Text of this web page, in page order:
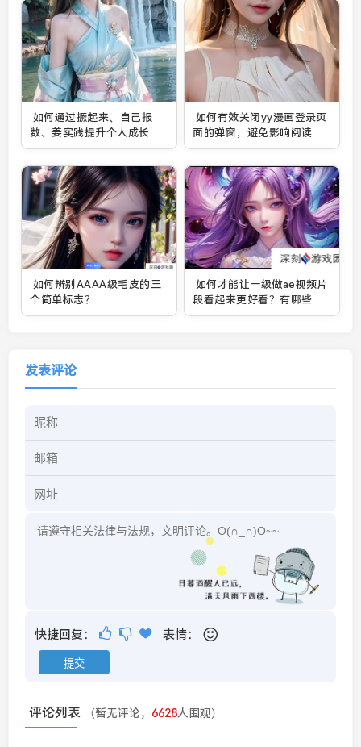
如何通过撅起来、自己报
数、姜实践提升个人成长能
力？
如何有效关闭yy漫画登录页
面的弹窗，避免影响阅读体
验？
如何辨别AAAA级毛皮的三
个简单标志？
如何才能让一级做ae视频片
段看起来更好看？有哪些实
用技巧？
发表评论
快捷回复： 表情：
评论列表 （暂无评论， 6628人围观）